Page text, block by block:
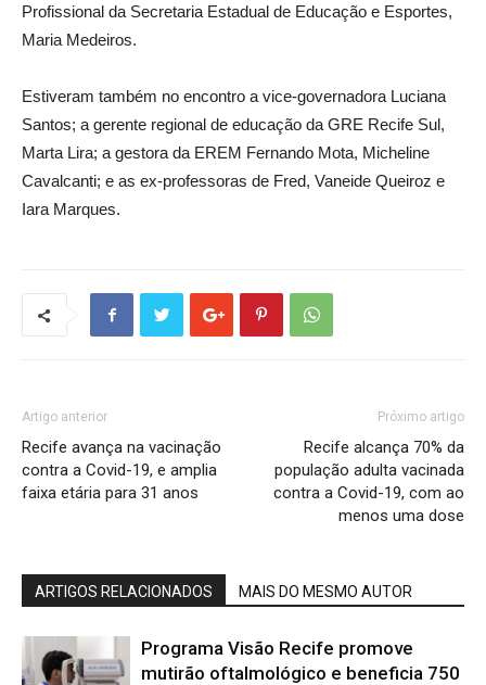
Profissional da Secretaria Estadual de Educação e Esportes,
Maria Medeiros.
Estiveram também no encontro a vice-governadora Luciana
Santos; a gerente regional de educação da GRE Recife Sul,
Marta Lira; a gestora da EREM Fernando Mota, Micheline
Cavalcanti; e as ex-professoras de Fred, Vaneide Queiroz e
Iara Marques.
Artigo anterior
Recife avança na vacinação
contra a Covid-19, e amplia
faixa etária para 31 anos
Próximo artigo
Recife alcança 70% da
população adulta vacinada
contra a Covid-19, com ao
menos uma dose
ARTIGOS RELACIONADOS MAIS DO MESMO AUTOR
Programa Visão Recife promove
mutirão oftalmológico e beneficia 750